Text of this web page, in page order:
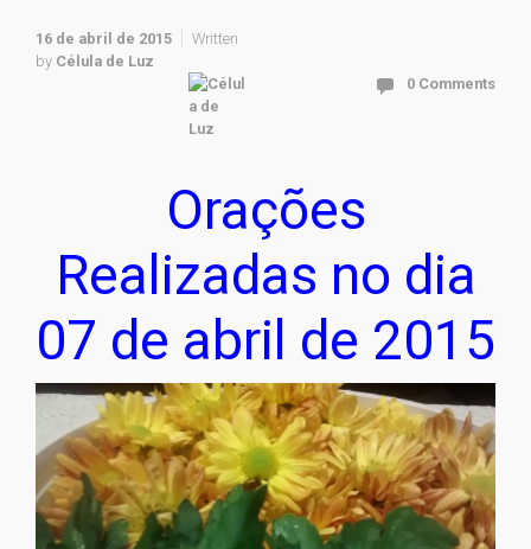
16 de abril de 2015
Written
by Célula de Luz
0 Comments
Orações
Realizadas no dia
07 de abril de 2015